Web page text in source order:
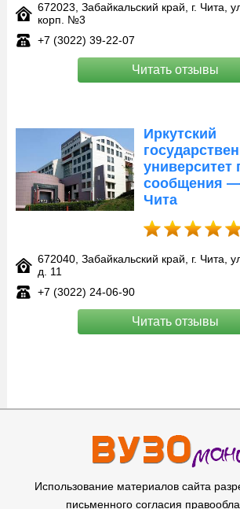
672023, Забайкальский край, г. Чита,
корп. №3
+7 (3022) 39-22-07
Читать отзывы
Иркутский
университет
сообщения
Чита
672040, Забайкальский край, г. Чита,
д. 11
+7 (3022) 24-06-90
Читать отзывы
Использование материалов сайта
письменного согласия